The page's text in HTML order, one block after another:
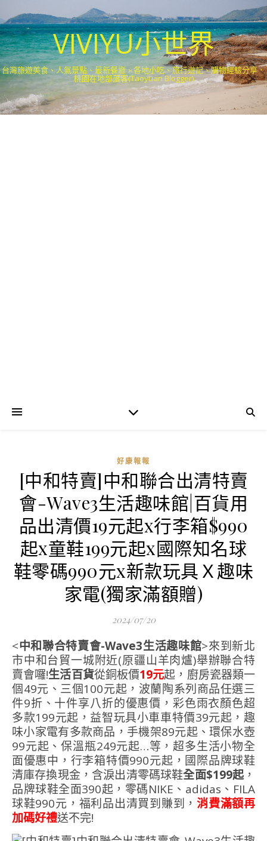
VIVIYU小世界
台灣旅遊美食、人氣景點、最新餐廳、各地小吃、旅行遊記、購物經驗分享．
桃園在地部落客(Taoyuan Blogger)
好康報報
[中和特賣]中和聯合出清特賣
會-Wave3生活趣味館|百貨用
品出清價19元起x行李箱$990
起x童鞋199元起x國際知名球
鞋零碼990元x新款玩具Ｘ趣味
家電(獨家滿額贈)
2024/07/20
<中和聯合特賣會-Wave3生活趣味館>來到新北
市中和台貿一城附近(原疆山羊肉爐)舉辦聯合特
賣會囉!生活百貨從銅板價19元起，廚房瓷器類一
個49元、三個100元起，波蘭陶系列商品任選三
件9折、十件享八折的優惠價，彩色雨衣顏色超
多款199元起，益智玩具小車車特價39元起，趣
味小家電有多款商品，手機架89元起、環保水壺
99元起、保溫瓶249元起…等，超多生活小物全
面優惠中，行李箱特價990元起，國際品牌球鞋
清庫存換現金，含淚出清零碼球鞋全面$199起，
品牌球鞋全面390起，零碼NIKE、adidas、FILA
球鞋990元，福利品出清買到賺到，消費滿額再
加碼好禮送不完!